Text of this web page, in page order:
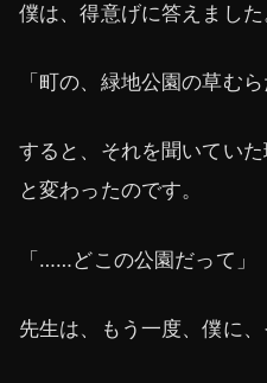
僕は、得意げに答えました
「町の、緑地公園の草むら
すると、それを聞いてい
と変わったのです。
「……どこの公園だって」
先生は、もう一度、僕に、